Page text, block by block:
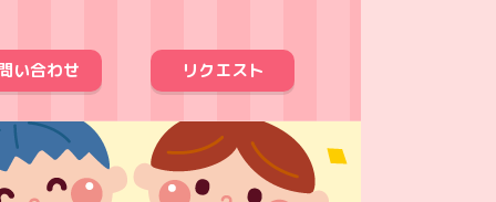
い合わせ リクエスト